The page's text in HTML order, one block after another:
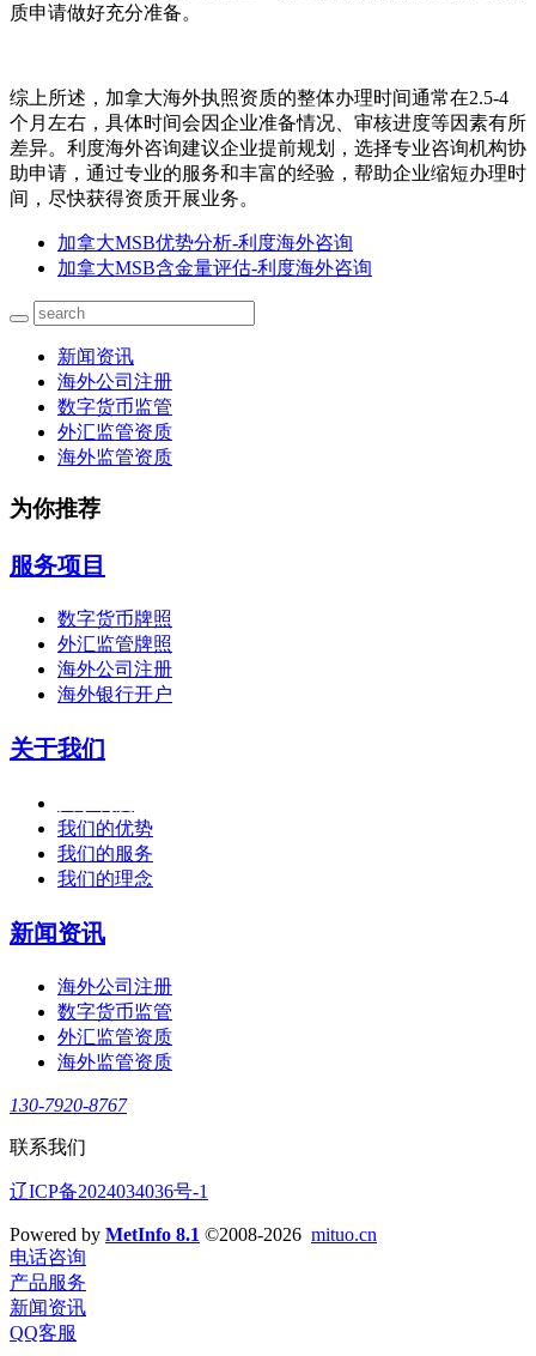
质申请做好充分准备。
综上所述，加拿大海外执照资质的整体办理时间通常在2.5-4
个月左右，具体时间会因企业准备情况、审核进度等因素有所
差异。利度海外咨询建议企业提前规划，选择专业咨询机构协
助申请，通过专业的服务和丰富的经验，帮助企业缩短办理时
间，尽快获得资质开展业务。
加拿大MSB优势分析-利度海外咨询
加拿大MSB含金量评估-利度海外咨询
新闻资讯
海外公司注册
数字货币监管
外汇监管资质
海外监管资质
为你推荐
服务项目
数字货币牌照
外汇监管牌照
海外公司注册
海外银行开户
关于我们
我们的优势
我们的服务
我们的理念
新闻资讯
海外公司注册
数字货币监管
外汇监管资质
海外监管资质
130-7920-8767
联系我们
辽ICP备2024034036号-1
Powered by MetInfo 8.1 ©2008-2026 mituo.cn
电话咨询
产品服务
新闻资讯
QQ客服